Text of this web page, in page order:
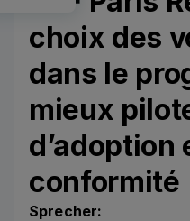
choix des
dans le
mieux
d’adoption
conformité
Sprecher: